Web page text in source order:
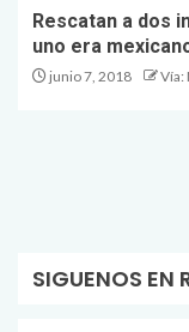
Rescatan a dos
uno era
junio 7, 2018 Vía:
SIGUENOS EN